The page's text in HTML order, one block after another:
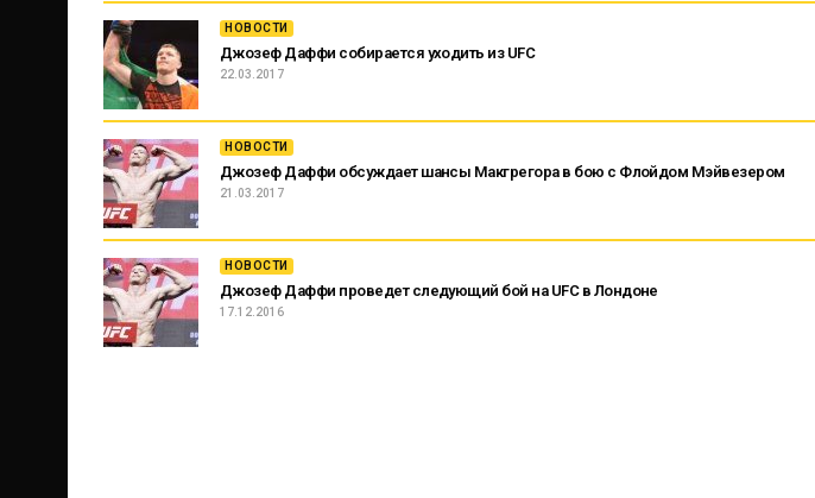
НОВОСТИ
Джозеф Даффи собирается уходить из UFC
22.03.2017
НОВОСТИ
Джозеф Даффи обсуждает шансы Макгрегора в бою с Флойдом Мэйвезером
21.03.2017
НОВОСТИ
Джозеф Даффи проведет следующий бой на UFC в Лондоне
17.12.2016